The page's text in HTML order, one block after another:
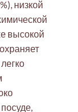
низкой
высокой